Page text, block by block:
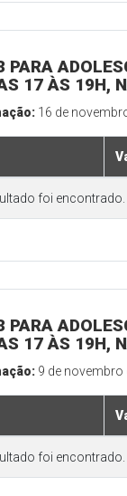
PARA
17 ÀS 19H,
16 de
foi encontrado.
PARA
17 ÀS 19H,
9 de novembro
foi encontrado.